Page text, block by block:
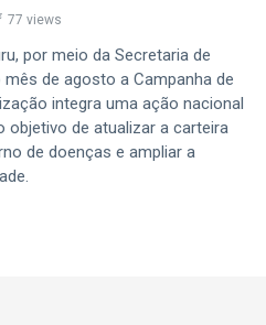
77 views
por meio da Secretaria de
de agosto a Campanha de
integra uma ação nacional
objetivo de atualizar a carteira
de doenças e ampliar a